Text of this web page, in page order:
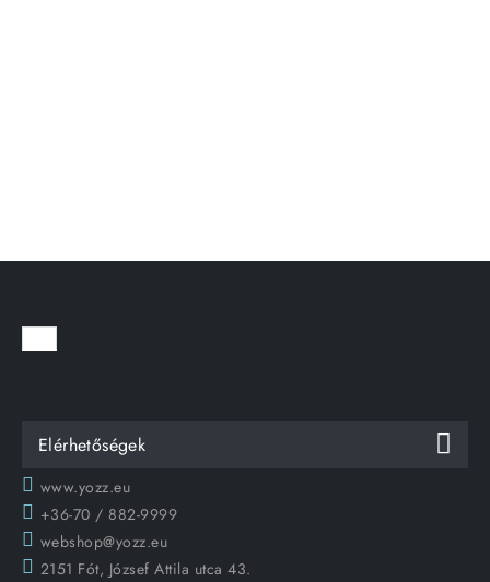
Elérhetőségek
www.yozz.eu
+36-70 / 882-9999
webshop@yozz.eu
2151 Fót, József Attila utca 43.